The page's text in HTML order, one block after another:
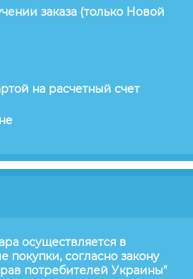
заказа (только Новой
на расчетный счет
осуществляется в
покупки, согласно закону
потребителей Украины”